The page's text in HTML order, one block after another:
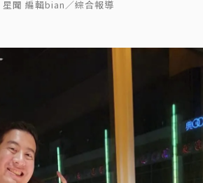
星聞 編輯bian／綜合報導